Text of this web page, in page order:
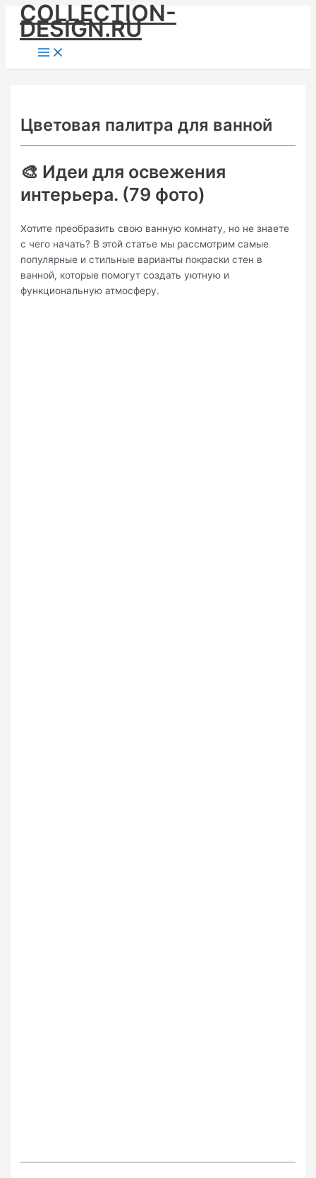
Skip
content
COLLECTION-
DESIGN.RU
Main
Menu
Цветовая палитра для ванной
🎨 Идеи для освежения
интерьера. (79 фото)
Хотите преобразить свою ванную комнату, но не знаете
с чего начать? В этой статье мы рассмотрим самые
популярные и стильные варианты покраски стен в
ванной, которые помогут создать уютную и
функциональную атмосферу.